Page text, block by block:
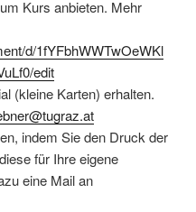
Kurs anbieten. Mehr
d/1fYFbhWWTwOeWKl
edit
(kleine Karten) erhalten.
indem Sie den Druck der
für Ihre eigene
eine Mail an